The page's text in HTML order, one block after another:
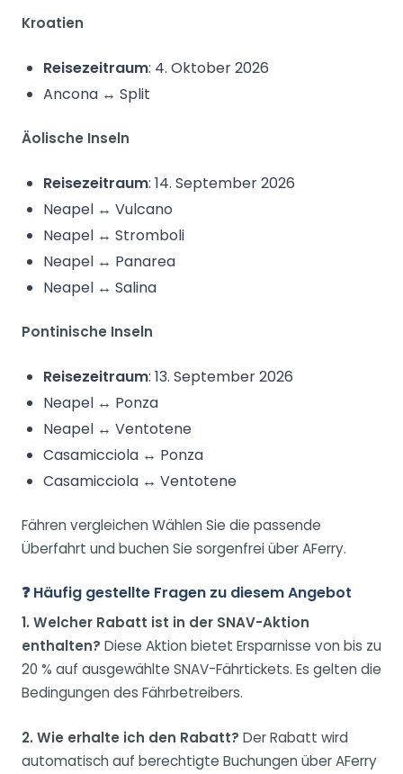
Kroatien
Reisezeitraum: 4. Oktober 2026
Ancona ↔ Split
Äolische Inseln
Reisezeitraum: 14. September 2026
Neapel ↔ Vulcano
Neapel ↔ Stromboli
Neapel ↔ Panarea
Neapel ↔ Salina
Pontinische Inseln
Reisezeitraum: 13. September 2026
Neapel ↔ Ponza
Neapel ↔ Ventotene
Casamicciola ↔ Ponza
Casamicciola ↔ Ventotene
Fähren vergleichen Wählen Sie die passende
Überfahrt und buchen Sie sorgenfrei über AFerry.
❓ Häufig gestellte Fragen zu diesem Angebot
1. Welcher Rabatt ist in der SNAV-Aktion
enthalten? Diese Aktion bietet Ersparnisse von bis zu
20 % auf ausgewählte SNAV-Fährtickets. Es gelten die
Bedingungen des Fährbetreibers.
2. Wie erhalte ich den Rabatt? Der Rabatt wird
automatisch auf berechtigte Buchungen über AFerry